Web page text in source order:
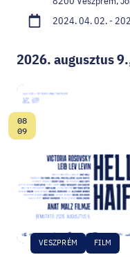
2024. 04. 02. -
2026. augusztus
VESZPRÉM FILM
Dátum:
08
09